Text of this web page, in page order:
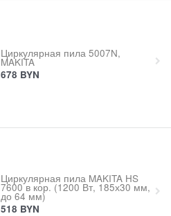
Циркулярная пила 5007N,
MAKITA
678 BYN
Циркулярная пила MAKITA HS
7600 в кор. (1200 Вт, 185х30 мм,
до 64 мм)
518 BYN